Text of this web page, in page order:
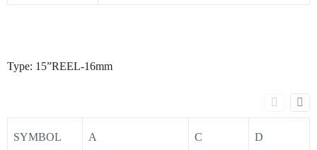
Type: 15”REEL-16mm
SYMBOL A C D